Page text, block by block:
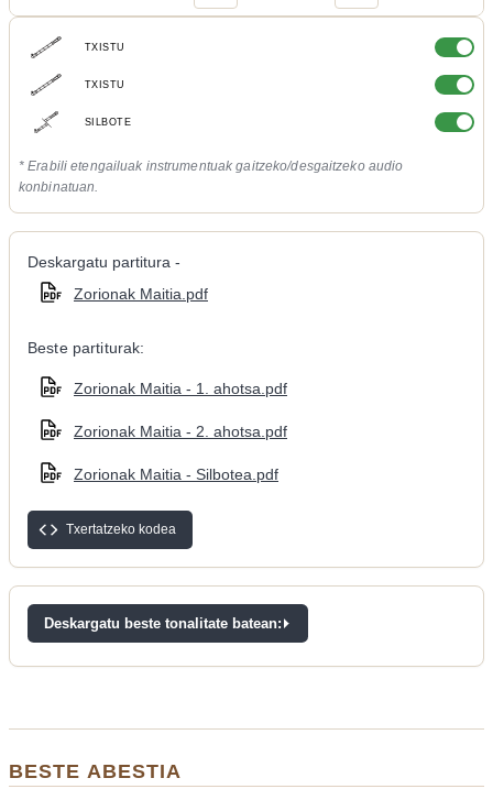
TXISTU
TXISTU
SILBOTE
* Erabili etengailuak instrumentuak gaitzeko/desgaitzeko audio
konbinatuan.
Deskargatu partitura -
Zorionak Maitia.pdf
Beste partiturak:
Zorionak Maitia - 1. ahotsa.pdf
Zorionak Maitia - 2. ahotsa.pdf
Zorionak Maitia - Silbotea.pdf
Txertatzeko kodea
Deskargatu beste tonalitate batean:
BESTE ABESTIA